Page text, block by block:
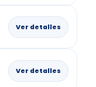
Ver detalles
Ver detalles